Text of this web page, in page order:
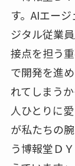
す。AIエー
ジタル従業
接点を担う
で開発を進
れてしまう
人ひとりに
が私たちの
う博報堂Ｄ